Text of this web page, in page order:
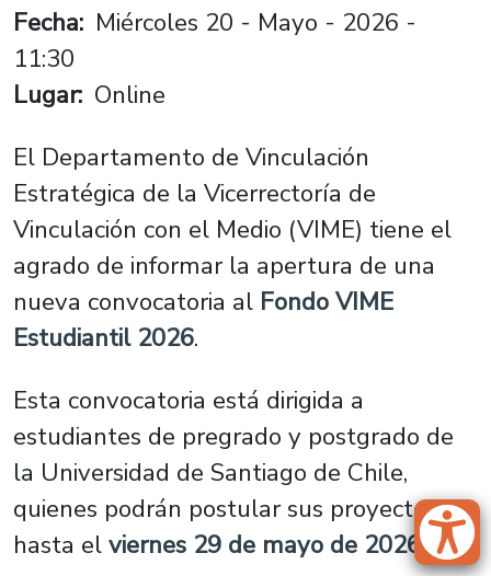
Fecha Miércoles 20 - Mayo - 2026 -
11:30
Lugar Online
El Departamento de Vinculación
Estratégica de la Vicerrectoría de
Vinculación con el Medio (VIME) tiene el
agrado de informar la apertura de una
nueva convocatoria al Fondo VIME
Estudiantil 2026.
Esta convocatoria está dirigida a
estudiantes de pregrado y postgrado de
la Universidad de Santiago de Chile,
quienes podrán postular sus proyectos
hasta elviernes 29 de mayo de 2026.